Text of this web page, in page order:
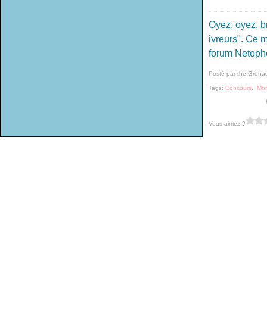
Oyez, oyez,
ivreurs". Ce
forum
Posté par the
Tags: Concours
Vous aimez ?